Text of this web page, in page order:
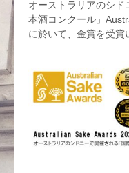
オーストラリアのシド
本酒コンクール」
に於いて、金賞を受賞